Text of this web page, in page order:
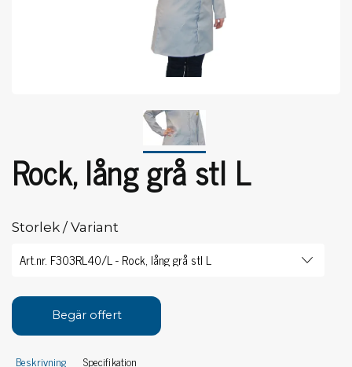
Rock, lång grå stl L
Storlek / Variant
Begär offert
Beskrivning Specifikation